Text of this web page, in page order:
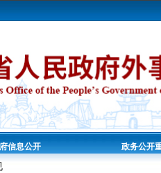
信息公开 政务公开